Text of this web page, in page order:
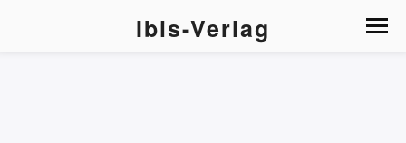
Ibis-Verlag